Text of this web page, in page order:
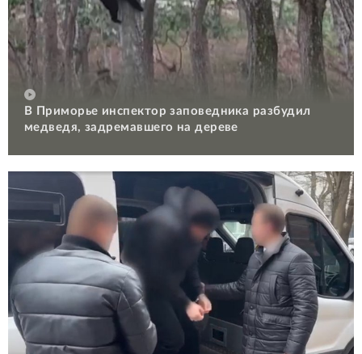
В Приморье инспектор заповедника разбудил
медведя, задремавшего на дереве